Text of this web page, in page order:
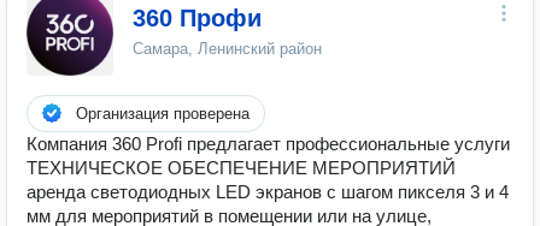
360 Профи
Самара, Ленинский район
Организация проверена
Компания 360 Profi предлагает профессиональные услуги
ТЕХНИЧЕСКОЕ ОБЕСПЕЧЕНИЕ МЕРОПРИЯТИЙ
аренда светодиодных LED экранов с шагом пикселя 3 и 4
мм для мероприятий в помещении или на улице,